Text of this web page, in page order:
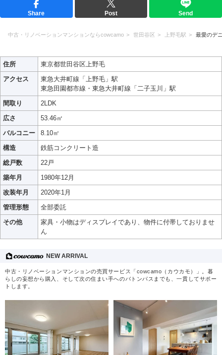
Share Post Send
中古・リノベーションマンションならcowcamo 世田谷区 上野毛駅 最愛のデ
住所
東京都世田谷区上野毛
アクセス
東急大井町線「上野毛」駅
東急田園都市線・東急大井町線「二子玉川」駅
間取り
2LDK
広さ
53.46㎡
バルコニー
8.10㎡
構造
鉄筋コンクリート造
総戸数
22戸
築年月
1980年12月
改装年月
2020年1月
管理形態
全部委託
その他
家具・小物はディスプレイであり、物件に付帯しておりませ
ん
NEW ARRIVAL
中古・リノベーションマンションの売買サービス「cowcamo（カウカモ）」。暮
らしの妄想から購入、そして次の住まい手へのバトンパスまでも、一貫してサポー
トします。